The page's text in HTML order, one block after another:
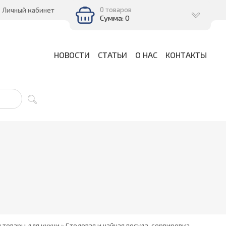
Личный кабинет 0 товаров
Сумма: 0
НОВОСТИ СТАТЬИ О НАС КОНТАКТЫ